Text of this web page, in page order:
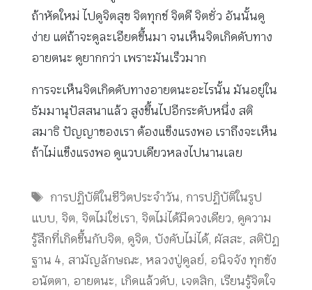
ถ้าหัดใหม่ ไปดูจิตสุข จิตทุกข์ จิตดี จิตชั่ว อันนั้นดู
ง่าย แต่ถ้าจะดูละเอียดขึ้นมา จนเห็นจิตเกิดดับทาง
อายตนะ ดูยากกว่า เพราะมันเร็วมาก
การจะเห็นจิตเกิดดับทางอายตนะอะไรนั้น มันอยู่ใน
ธัมมานุปัสสนาแล้ว สูงขึ้นไปอีกระดับหนึ่ง สติ
สมาธิ ปัญญาของเรา ต้องแข็งแรงพอ เราถึงจะเห็น
ถ้าไม่แข็งแรงพอ ดูแวบเดียวหลงไปนานเลย
Tags
การปฏิบัติในชีวิตประจำวัน, การปฏิบัติในรูป
แบบ, จิต, จิตไม่ใช่เรา, จิตไม่ได้มีดวงเดียว, ดูความ
รู้สึกที่เกิดขึ้นกับจิต, ดูจิต, บังคับไม่ได้, ผัสสะ, สติปัฏ
ฐาน 4, สามัญลักษณะ, หลวงปู่ดูลย์, อนิจจัง ทุกขัง
อนัตตา, อายตนะ, เกิดแล้วดับ, เจตสิก, เรียนรู้จิตใจ